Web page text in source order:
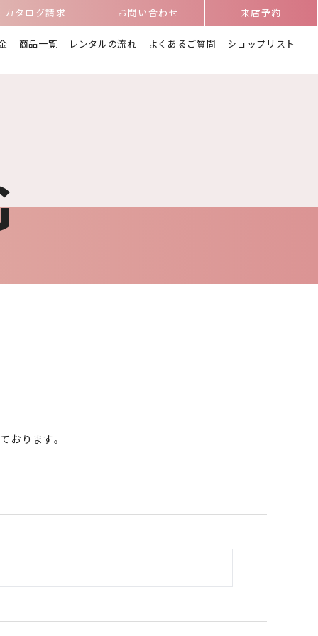
カタログ請求 お問い合わせ 来店予約
商品一覧 レンタルの流れ よくあるご質問 ショップリスト
おります。